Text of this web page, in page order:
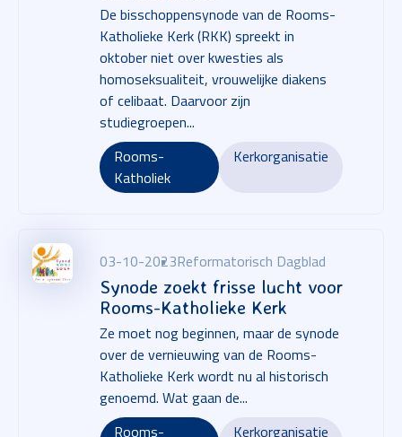
De bisschoppensynode van de Rooms-
Katholieke Kerk (RKK) spreekt in
oktober niet over kwesties als
homoseksualiteit, vrouwelijke diakens
of celibaat. Daarvoor zijn
studiegroepen...
Rooms-
Katholiek
Kerkorganisatie
03-10-2023Reformatorisch Dagblad
Synode zoekt frisse lucht voor
Rooms-Katholieke Kerk
Ze moet nog beginnen, maar de synode
over de vernieuwing van de Rooms-
Katholieke Kerk wordt nu al historisch
genoemd. Wat gaan de...
Rooms-
Kerkorganisatie